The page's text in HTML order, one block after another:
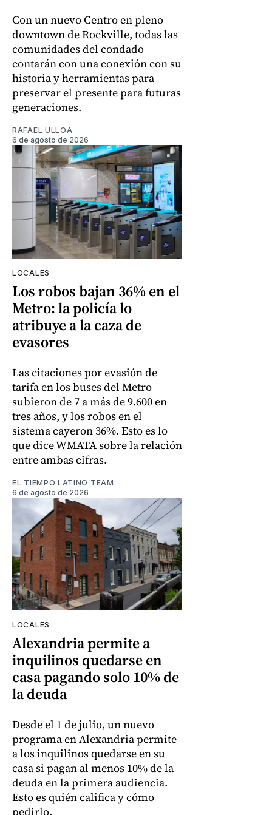
Con un nuevo Centro en pleno
downtown de Rockville, todas las
comunidades del condado
contarán con una conexión con su
historia y herramientas para
preservar el presente para futuras
generaciones.
RAFAEL ULLOA
6 de agosto de 2026
LOCALES
Los robos bajan 36% en el
Metro: la policía lo
atribuye a la caza de
evasores
Las citaciones por evasión de
tarifa en los buses del Metro
subieron de 7 a más de 9.600 en
tres años, y los robos en el
sistema cayeron 36%. Esto es lo
que dice WMATA sobre la relación
entre ambas cifras.
EL TIEMPO LATINO TEAM
6 de agosto de 2026
LOCALES
Alexandria permite a
inquilinos quedarse en
casa pagando solo 10% de
la deuda
Desde el 1 de julio, un nuevo
programa en Alexandria permite
a los inquilinos quedarse en su
casa si pagan al menos 10% de la
deuda en la primera audiencia.
Esto es quién califica y cómo
pedirlo.